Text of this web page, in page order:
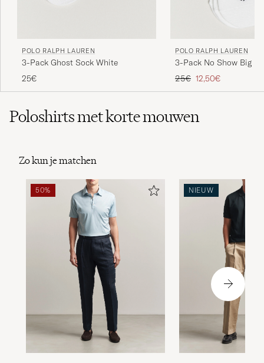
POLO RALPH LAUREN
3-Pack Ghost Sock White
25€
POLO RALPH LAUREN
3-Pack No Show Big
Socks White
Reguliere prijs
25€ Verlaagd prijs
12,50€
Poloshirts met korte mouwen
Zo kun je matchen
50% NIEUW